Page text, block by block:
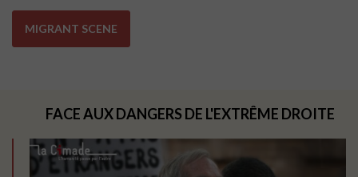
MIGRANT SCENE
FACE AUX DANGERS DE L'EXTRÊME DROITE